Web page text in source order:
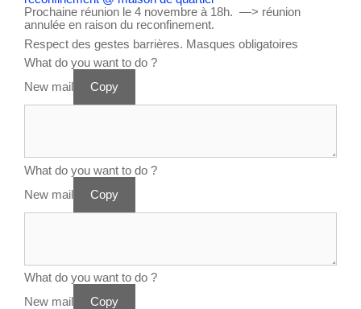
Prochaine réunion le 4 novembre à 18h. —> réunion
annulée en raison du reconfinement.
Respect des gestes barrières. Masques obligatoires
What do you want to do ?
New mail
Copy
What do you want to do ?
New mail
Copy
What do you want to do ?
New mail
Copy